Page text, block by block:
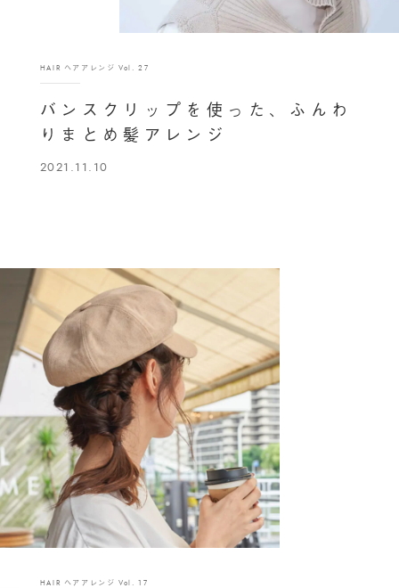
HAIR ヘアアレンジ Vol. 27
バンスクリップを使った、ふんわ
りまとめ髪アレンジ
2021.11.10
HAIR ヘアアレンジ Vol. 17